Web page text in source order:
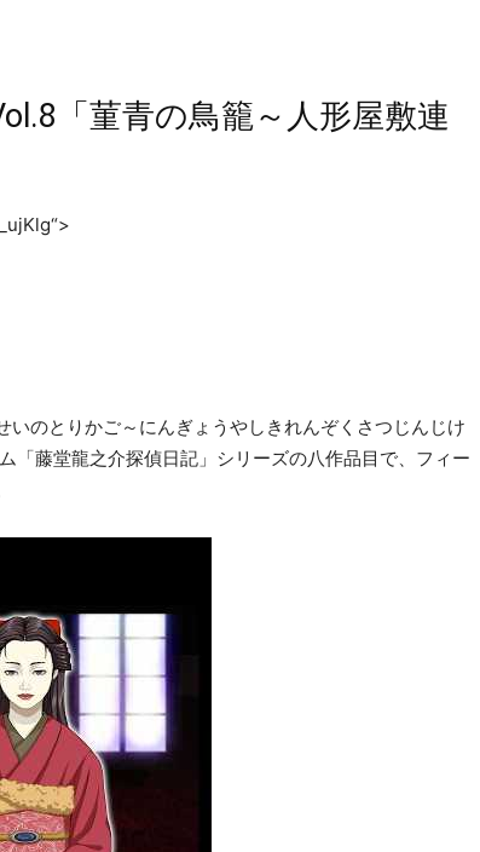
「菫青の鳥籠～人形屋敷連
のとりかご～にんぎょうやしきれんぞくさつじんじけ
「藤堂龍之介探偵日記」シリーズの八作品目で、フィー